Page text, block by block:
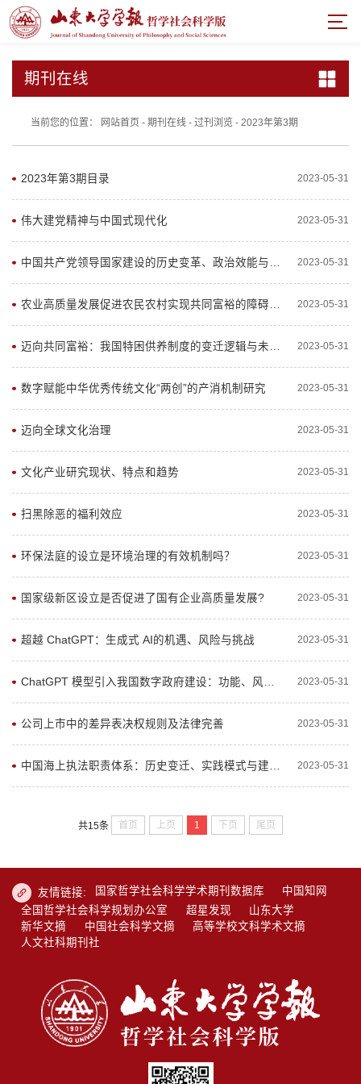
期刊在线
当前您的位置： 网站首页- 期刊在线 - 过刊浏览- 2023年第3期
2023年第3期目录 2023-05-31
伟大建党精神与中国式现代化 2023-05-31
中国共产党领导国家建设的历史变革、政治效能与基本经验 2023-05-31
农业高质量发展促进农民农村实现共同富裕的障碍与突破方向 2023-05-31
迈向共同富裕：我国特困供养制度的变迁逻辑与未来进路 2023-05-31
数字赋能中华优秀传统文化“两创”的产消机制研究 2023-05-31
迈向全球文化治理 2023-05-31
文化产业研究现状、特点和趋势 2023-05-31
扫黑除恶的福利效应 2023-05-31
环保法庭的设立是环境治理的有效机制吗？ 2023-05-31
国家级新区设立是否促进了国有企业高质量发展? 2023-05-31
超越 ChatGPT：生成式 AI的机遇、风险与挑战 2023-05-31
ChatGPT 模型引入我国数字政府建设：功能、风险及其规制 2023-05-31
公司上市中的差异表决权规则及法律完善 2023-05-31
中国海上执法职责体系：历史变迁、实践模式与建设方向 2023-05-31
共15条 首页 上页 1 下页 尾页
友情链接: 国家哲学社会科学学术期刊数据库
中国知网
全国哲学社会科学规划办公室
超星发现
山东大学
新华文摘
中国社会科学文摘
高等学校文科学术文摘
人文社科期刊社